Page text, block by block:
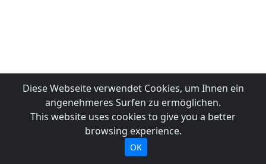
Diese Webseite verwendet Cookies, um Ihnen ein
angenehmeres Surfen zu ermöglichen.
This website uses cookies to give you a better
browsing experience.
OK